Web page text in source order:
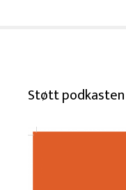
Støtt podkasten